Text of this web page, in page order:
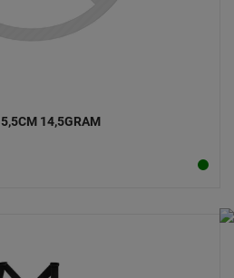
14,5GRAM